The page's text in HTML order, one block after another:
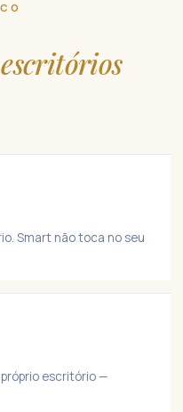
escritórios
Smart não toca no seu
escritório —